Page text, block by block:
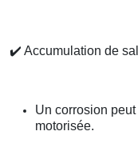
✔️ Accumulation de
Un corrosion
motorisée.